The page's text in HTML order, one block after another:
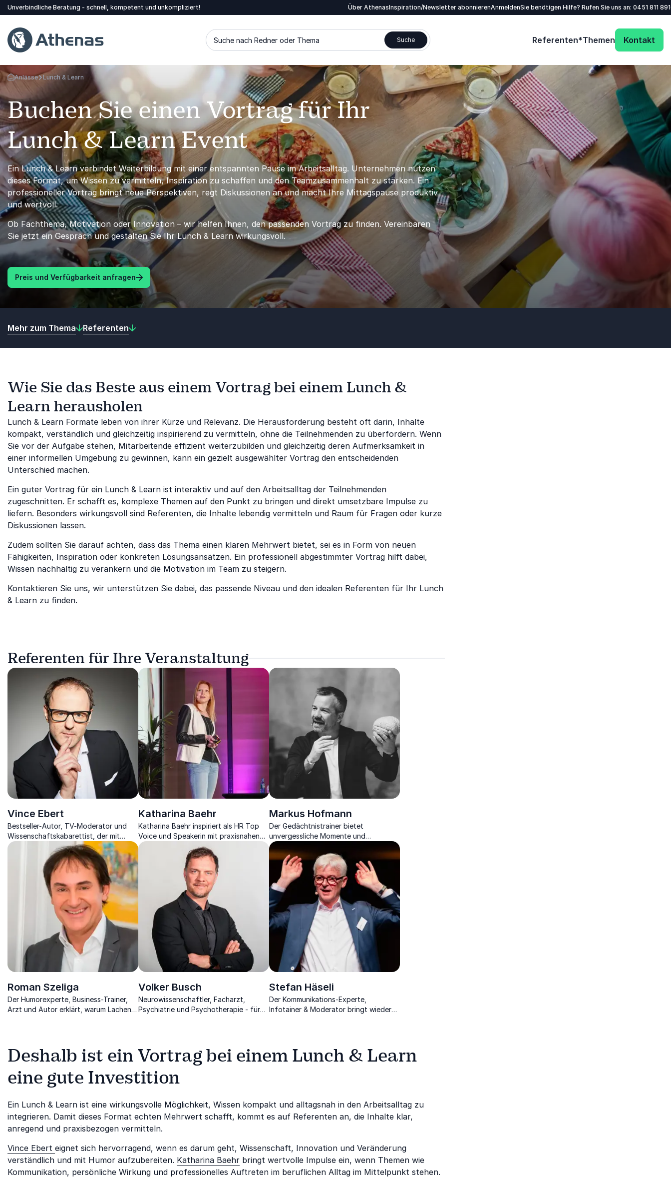
Unverbindliche Beratung - schnell, kompetent und unkompliziert! Über AthenasInspiration/Newsletter abonnierenAnmeldenSie benötigen Hilfe? Rufen Sie uns an: 0451 811
Suche nach Redner oder Thema Suche Referenten*Themen Kontakt
Zurück zur Startseite
Anlässe Lunch & Learn
Buchen Sie einen Vortrag für Ihr
Lunch & Learn Event
Ein Lunch & Learn verbindet Weiterbildung mit einer entspannten Pause im Arbeitsalltag. Unternehmen nutzen
dieses Format, um Wissen zu vermitteln, Inspiration zu schaffen und den Teamzusammenhalt zu stärken. Ein
professioneller Vortrag bringt neue Perspektiven, regt Diskussionen an und macht Ihre Mittagspause produktiv
und wertvoll.
Ob Fachthema, Motivation oder Innovation – wir helfen Ihnen, den passenden Vortrag zu finden. Vereinbaren
Sie jetzt ein Gespräch und gestalten Sie Ihr Lunch & Learn wirkungsvoll.
Preis und Verfügbarkeit anfragen
Name *
E-Mail
Telefon
Unternehmen
Redner- oder Themenwunsch?
Senden Ihrer Anfrage!
Mehr zum Thema Referenten
Wie Sie das Beste aus einem Vortrag bei einem Lunch &
Learn herausholen
Lunch & Learn Formate leben von ihrer Kürze und Relevanz. Die Herausforderung besteht oft darin, Inhalte
kompakt, verständlich und gleichzeitig inspirierend zu vermitteln, ohne die Teilnehmenden zu überfordern. Wenn
Sie vor der Aufgabe stehen, Mitarbeitende effizient weiterzubilden und gleichzeitig deren Aufmerksamkeit in
einer informellen Umgebung zu gewinnen, kann ein gezielt ausgewählter Vortrag den entscheidenden
Unterschied machen.
Ein guter Vortrag für ein Lunch & Learn ist interaktiv und auf den Arbeitsalltag der Teilnehmenden
zugeschnitten. Er schafft es, komplexe Themen auf den Punkt zu bringen und direkt umsetzbare Impulse zu
liefern. Besonders wirkungsvoll sind Referenten, die Inhalte lebendig vermitteln und Raum für Fragen oder kurze
Diskussionen lassen.
Zudem sollten Sie darauf achten, dass das Thema einen klaren Mehrwert bietet, sei es in Form von neuen
Fähigkeiten, Inspiration oder konkreten Lösungsansätzen. Ein professionell abgestimmter Vortrag hilft dabei,
Wissen nachhaltig zu verankern und die Motivation im Team zu steigern.
Kontaktieren Sie uns, wir unterstützen Sie dabei, das passende Niveau und den idealen Referenten für Ihr Lunch
& Learn zu finden.
Referenten für Ihre Veranstaltung
Vince Ebert
Bestseller-Autor, TV-Moderator und
Wissenschaftskabarettist, der mit
Charme und Witz die Vorteile des
Zufalls und der Digitalisierung
Katharina Baehr
Katharina Baehr inspiriert als HR Top
Voice und Speakerin mit praxisnahen
Impulsen zu People Experience,
Employer Branding & Leadership.
Markus Hofmann
Der Gedächtnistrainer bietet
unvergessliche Momente und
begeistert mit Techniken, um Ihre
Hirnleistung zu steigern.
Roman Szeliga
Der Humorexperte, Business-Trainer,
Arzt und Autor erklärt, warum Lachen
Volker Busch
Neurowissenschaftler, Facharzt,
Psychiatrie und Psychotherapie - für
Stefan Häseli
Der Kommunikations-Experte,
Infotainer & Moderator bringt wieder
Deshalb ist ein Vortrag bei einem Lunch & Learn
eine gute Investition
Ein Lunch & Learn ist eine wirkungsvolle Möglichkeit, Wissen kompakt und alltagsnah in den Arbeitsalltag zu
integrieren. Damit dieses Format echten Mehrwert schafft, kommt es auf Referenten an, die Inhalte klar,
anregend und praxisbezogen vermitteln.
Vince Ebert eignet sich hervorragend, wenn es darum geht, Wissenschaft, Innovation und Veränderung
verständlich und mit Humor aufzubereiten. Katharina Baehr bringt wertvolle Impulse ein, wenn Themen wie
Kommunikation, persönliche Wirkung und professionelles Auftreten im beruflichen Alltag im Mittelpunkt stehen.